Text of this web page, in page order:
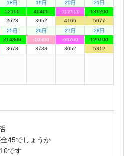
18日
52100
2623
19日
40400
3952
20日
-102500
4166
21日
131200
5077
25日
214800
3678
26日
-10300
3788
27日
-66700
3052
28日
129100
5312
45でしょうか
です